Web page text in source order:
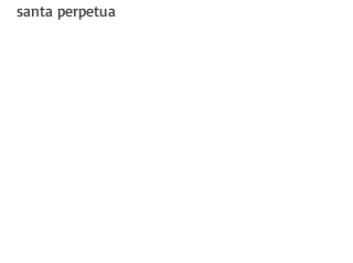
santa perpetua